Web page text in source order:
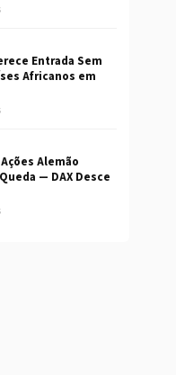
Entrada Sem
Africanos em
Alemão
— DAX Desce